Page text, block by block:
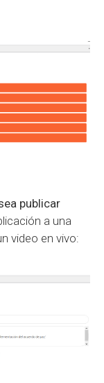
publicar
a una
video en vivo: